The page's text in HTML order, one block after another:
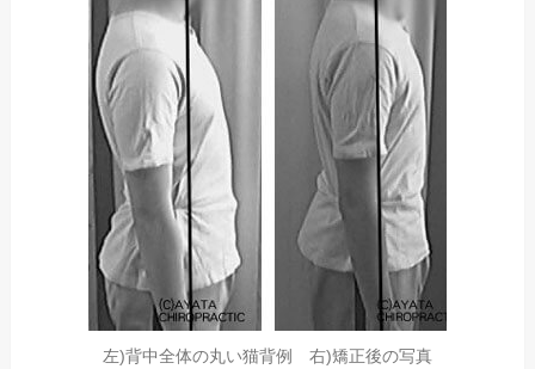
左)背中全体の丸い猫背例 右)矯正後の写真